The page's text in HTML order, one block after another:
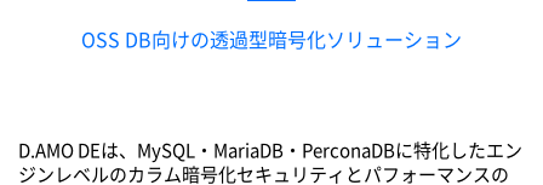
OSS DB向けの透過型暗号化ソリューション
D.AMO DEは、MySQL・MariaDB・PerconaDBに特化したエン
ジンレベルのカラム暗号化セキュリティとパフォーマンスの